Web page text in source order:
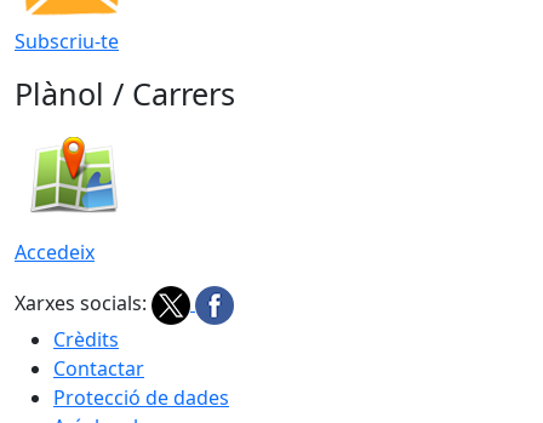
Subscriu-te
Plànol / Carrers
Accedeix
Xarxes socials:
Crèdits
Contactar
Protecció de dades